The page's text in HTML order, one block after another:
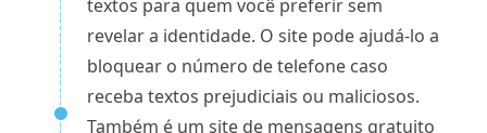
textos para quem você preferir sem
revelar a identidade. O site pode ajudá-lo a
bloquear o número de telefone caso
receba textos prejudiciais ou maliciosos.
Também é um site de mensagens gratuito